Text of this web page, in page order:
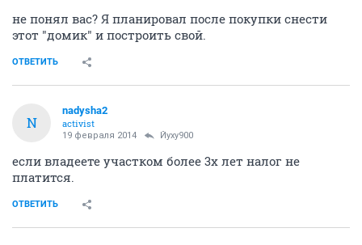
не понял вас? Я планировал после покупки снести
этот "домик" и построить свой.
ОТВЕТИТЬ
N
nadysha2
activist
19 февраля 2014 Йуху900
если владеете участком более 3х лет налог не
платится.
ОТВЕТИТЬ